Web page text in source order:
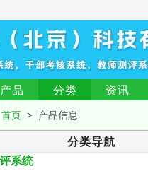
产品 分类 资讯
首页 > 产品信息
分类导航
系统